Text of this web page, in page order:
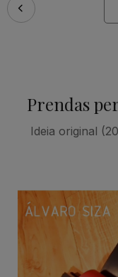
Prendas
Ideia original